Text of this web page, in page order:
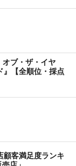
オブ・ザ・イヤ
』【全順位・採点
顧客満足度ランキ